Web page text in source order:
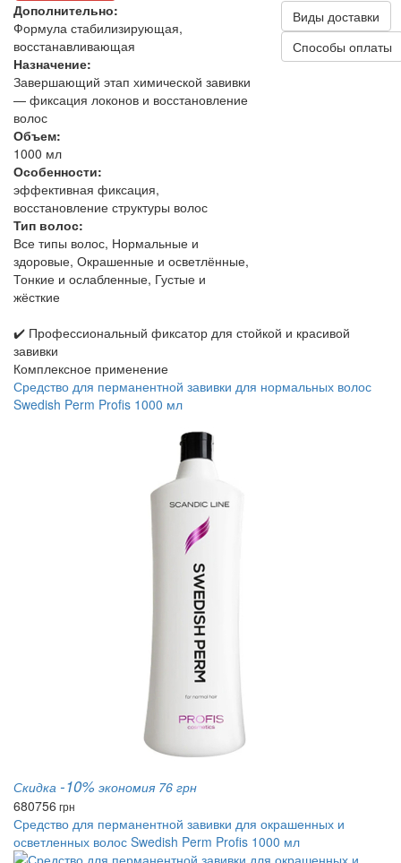
Дополнительно:
Формула стабилизирующая,
восстанавливающая
Назначение:
Завершающий этап химической завивки
— фиксация локонов и восстановление
волос
Объем:
1000 мл
Особенности:
эффективная фиксация,
восстановление структуры волос
Тип волос:
Все типы волос, Нормальные и
здоровые, Окрашенные и осветлённые,
Тонкие и ослабленные, Густые и
жёсткие
Виды доставки
Способы оплаты
✔️ Профессиональный фиксатор для стойкой и красивой
завивки
Комплексное применение
Средство для перманентной завивки для нормальных волос
Swedish Perm Profis 1000 мл
Скидка -10% экономия 76 грн
680756 грн
Средство для перманентной завивки для окрашенных и
осветленных волос Swedish Perm Profis 1000 мл